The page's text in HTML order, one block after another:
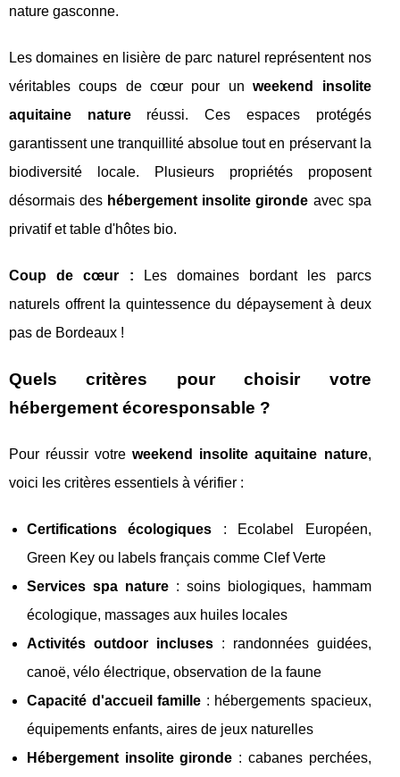
nature gasconne.
Les domaines en lisière de parc naturel représentent nos
véritables coups de cœur pour unweekend insolite
aquitaine natureréussi. Ces espaces protégés
garantissent une tranquillité absolue tout en préservant la
biodiversité locale. Plusieurs propriétés proposent
désormais des hébergement insolite gironde avec spa
privatif et table d'hôtes bio.
Coup de cœur : Les domaines bordant les parcs
naturels offrent la quintessence du dépaysement à deux
pas de Bordeaux !
Quels critères pour choisir votre
hébergement écoresponsable ?
Pour réussir votreweekend insolite aquitaine nature,
voici les critères essentiels à vérifier :
Certifications écologiques : Ecolabel Européen,
Green Key ou labels français comme Clef Verte
Services spa nature: soins biologiques, hammam
écologique, massages aux huiles locales
Activités outdoor incluses: randonnées guidées,
canoë, vélo électrique, observation de la faune
Capacité d'accueil famille : hébergements spacieux,
équipements enfants, aires de jeux naturelles
Hébergement insolite gironde : cabanes perchées,